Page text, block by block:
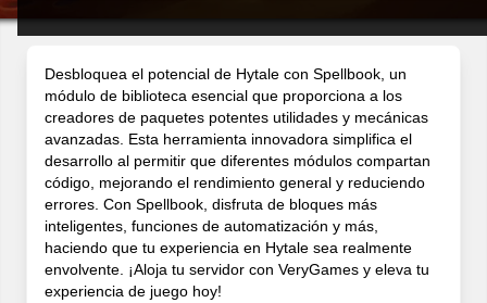
Desbloquea el potencial de Hytale con Spellbook, un
módulo de biblioteca esencial que proporciona a los
creadores de paquetes potentes utilidades y mecánicas
avanzadas. Esta herramienta innovadora simplifica el
desarrollo al permitir que diferentes módulos compartan
código, mejorando el rendimiento general y reduciendo
errores. Con Spellbook, disfruta de bloques más
inteligentes, funciones de automatización y más,
haciendo que tu experiencia en Hytale sea realmente
envolvente. ¡Aloja tu servidor con VeryGames y eleva tu
experiencia de juego hoy!